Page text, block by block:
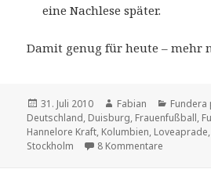
eine Nachlese später.
Damit genug für heute – mehr
Veröffentlicht
am
31. Juli 2010 Autor
Fabian Fundera
Deutschland, Duisburg, Frauenfußball,
Hannelore Kraft, Kolumbien, Loveaprade,
Stockholm
8 Kommentare